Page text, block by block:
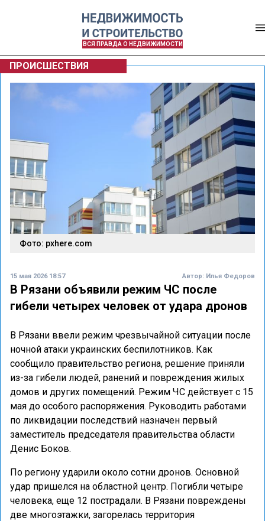
ВСЯ ПРАВДА О НЕДВИЖИМОСТИ
ПРОИСШЕСТВИЯ
Фото: pxhere.com
15 мая 2026 18:57 Автор: Илья Федоров
В Рязани объявили режим ЧС после
гибели четырех человек от удара дронов
В Рязани ввели режим чрезвычайной ситуации после
ночной атаки украинских беспилотников. Как
сообщило правительство региона, решение приняли
из-за гибели людей, ранений и повреждения жилых
домов и других помещений. Режим ЧС действует с 15
мая до особого распоряжения. Руководить работами
по ликвидации последствий назначен первый
заместитель председателя правительства области
Денис Боков.
По региону ударили около сотни дронов. Основной
удар пришелся на областной центр. Погибли четыре
человека, еще 12 пострадали. В Рязани повреждены
две многоэтажки, загорелась территория